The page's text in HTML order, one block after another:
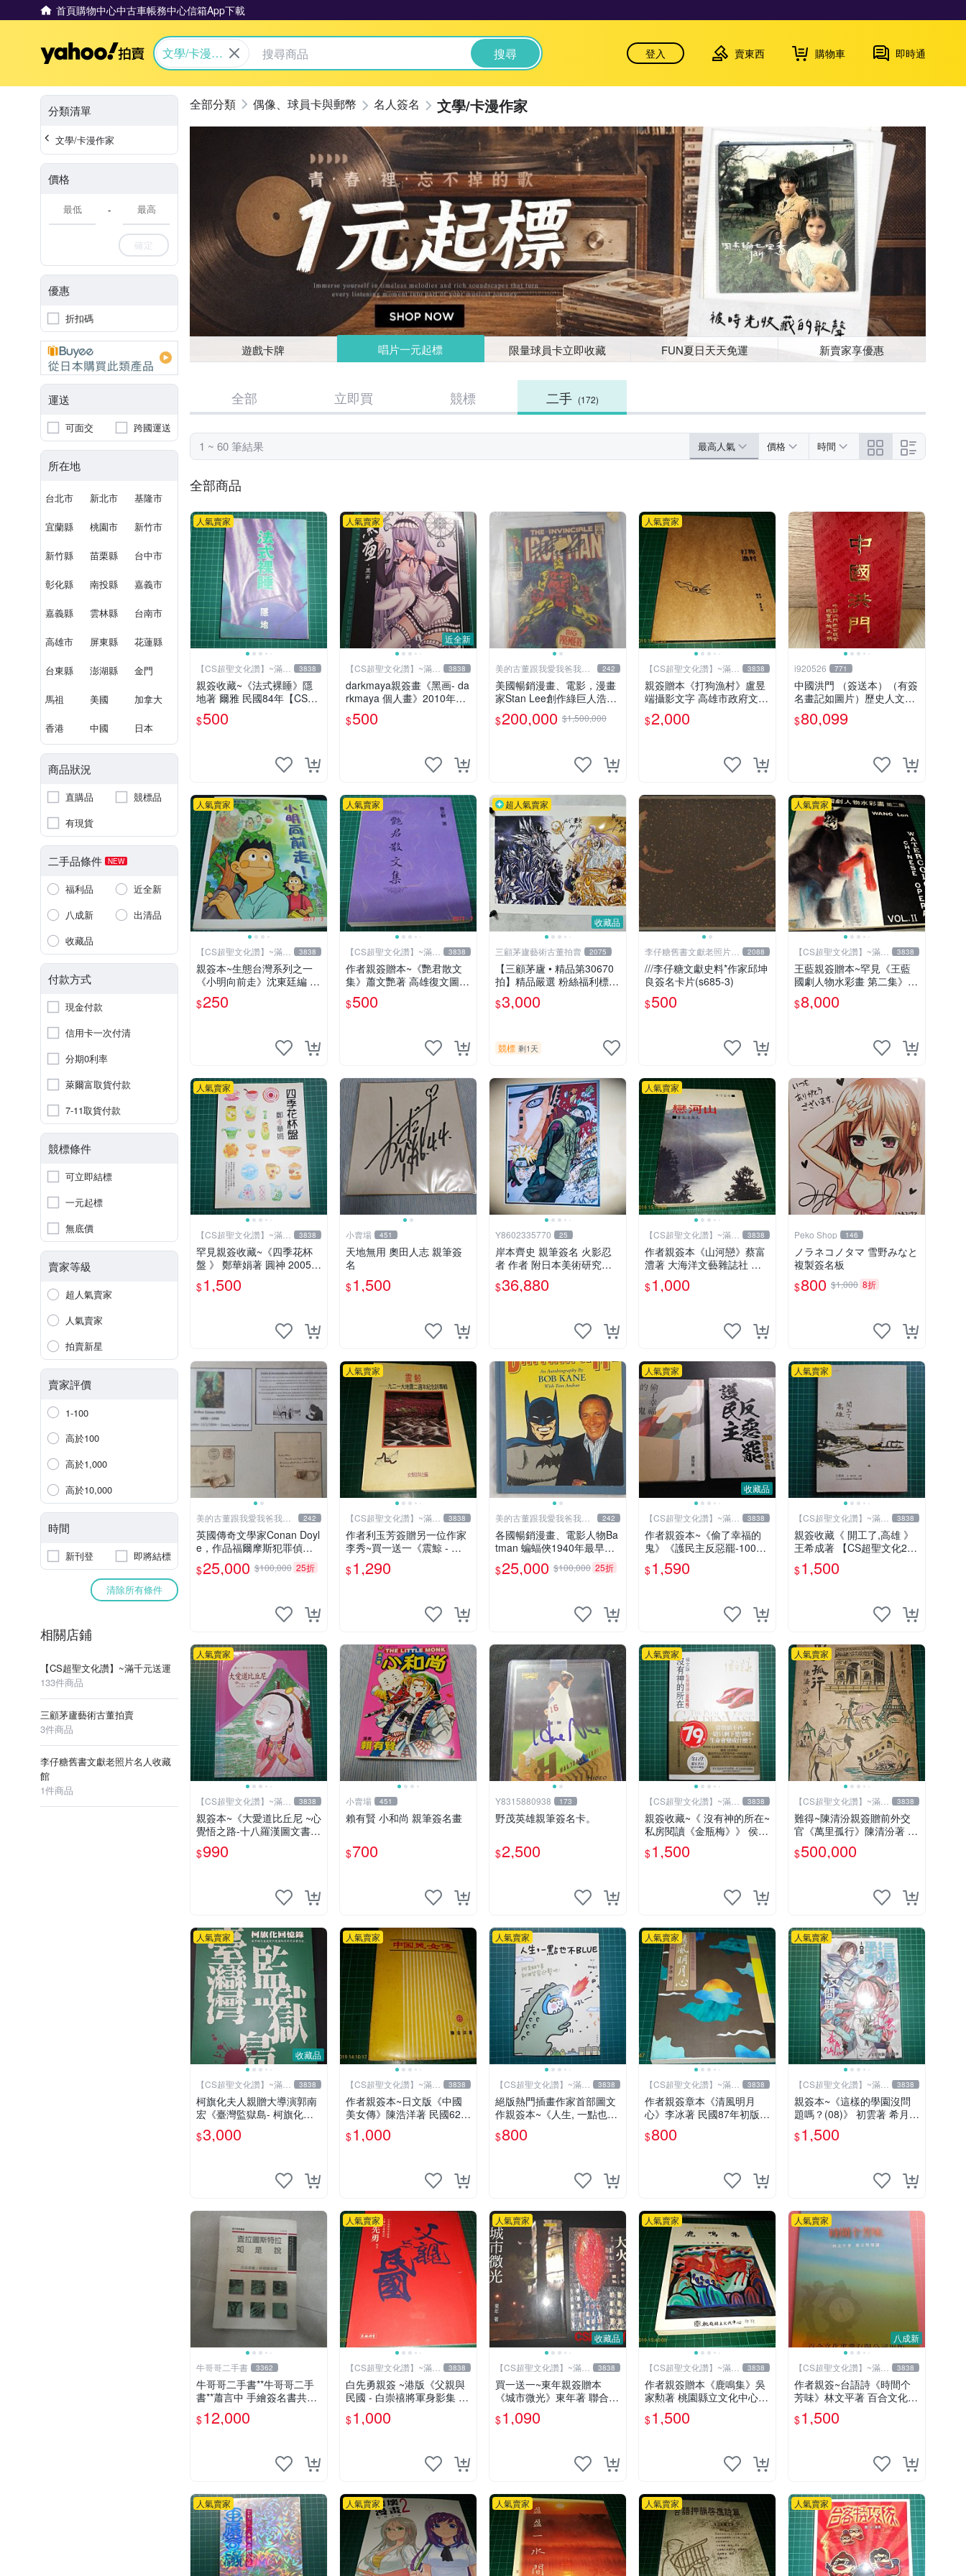
首頁購物中心中古車帳務中心信箱App下載
Yahoo拍賣
文學/卡漫作
搜尋 登入 賣東西 購物車 即時通
分類清單
文學/卡漫作家
價格
-
確定
優惠
折扣碼
運送
可面交 跨國運送
所在地
台北市 新北市 基隆市
宜蘭縣 桃園市 新竹市
新竹縣 苗栗縣 台中市
彰化縣 南投縣 嘉義市
嘉義縣 雲林縣 台南市
高雄市 屏東縣 花蓮縣
台東縣 澎湖縣 金門
馬祖 美國 加拿大
香港 中國 日本
商品狀況
直購品
競標品
有現貨
二手品條件 NEW
福利品
近全新
八成新
出清品
收藏品
付款方式
現金付款
信用卡一次付清
分期0利率
萊爾富取貨付款
7-11取貨付款
競標條件
可立即結標
一元起標
無底價
賣家等級
超人氣賣家
人氣賣家
拍賣新星
賣家評價
1-100
高於100
高於1,000
高於10,000
時間
新刊登 即將結標
清除所有條件
相關店鋪
【CS超聖文化讚】~滿千元送運
133件商品
三顧茅廬藝術古董拍賣
3件商品
李仔糖舊書文獻老照片名人收藏
館
1件商品
偶像、球員卡與郵幣 名人簽名 文學/卡漫作家
遊戲卡牌 唱片一元起標 限量球員卡立即收藏 FUN夏日天天免運 新賣家享優惠
全部 立即買 競標 二手 (172)
1 ~ 60 筆結果 最高人氣 價格 時間
全部商品
人氣賣家
【CS超聖文化讚】~滿千
元送運
3838
親簽收藏~《法式裸睡》隱
地著 爾雅 民國84年【CS超
聖文化2讚】
$500
近全新
人氣賣家
【CS超聖文化讚】~滿千
元送運
3838
darkmaya親簽畫《黑画- da
rkmaya 個人畫》2010年全
彩 【CS超聖文化讚】
$500
美的古董跟我愛我爸我恨
壞人
242
美國暢銷漫畫、電影，漫畫
家Stan Lee創作綠巨人浩
克、蜘蛛人、X戰警、鋼鐵
人，鋼鐵人是世界最有錢總
$200,000 $1,500,000
人氣賣家
【CS超聖文化讚】~滿千
元送運
3838
親簽贈本《打狗漁村》盧昱
端攝影文字 高雄市政府文化
局 2013年初版 【CS超聖文
化讚】
$2,000
i920526 771
中國洪門 （簽送本）（有簽
名畫記如圖片）歷史人文書
籍 早期書 中國洪門聯合總
會 二手書
$80,099
人氣賣家
【CS超聖文化讚】~滿千
元送運
3838
親簽本~生態台灣系列之一
《小明向前走》沈東廷編 東
廷漫畫工作室 民國92年 大
本【CS 超聖文化讚】
$250
人氣賣家
【CS超聖文化讚】~滿千
元送運
3838
作者親簽贈本~《艷君散文
集》蕭文艷著 高雄復文圖書
1997年修訂版 【CS超聖文
化讚】
$500
收藏品
超人氣賣家
三顧茅廬藝術古董拍賣 2075
【三顧茅廬 • 精品第30670
拍】精品嚴選 粉絲福利標
日本動漫大師 車田正美簽名
照片《聖鬥士星矢》！ 特惠
$3,000
競標 剩1天
李仔糖舊書文獻老照片名
人收藏館
2088
///李仔糖文獻史料*作家邱坤
良簽名卡片(s685-3)
$500
人氣賣家
【CS超聖文化讚】~滿千
元送運
3838
王藍親簽贈本~罕見《王藍
國劇人物水彩畫 第二集》大
本 【 CS超聖文化讚】
$8,000
人氣賣家
【CS超聖文化讚】~滿千
元送運
3838
罕見親簽收藏~《四季花杯
盤 》 鄭華娟著 圓神 2005年
初版【CS超聖文化2讚】
$1,500
小賣場 451
天地無用 奧田人志 親筆簽
名
$1,500
Y8602335770 25
岸本齊史 親筆簽名 火影忍
者 作者 附日本美術研究所
鑑定證明書 卡卡西 培英 鳴
人 非佐助 GEM Tsume 曉
$36,880
人氣賣家
【CS超聖文化讚】~滿千
元送運
3838
作者親簽本《山河戀》蔡富
澧著 大海洋文藝雜誌社 內
有註記【CS超聖文化讚】
$1,000
Peko Shop 146
ノラネコノタマ 雪野みなと
複製簽名板
$800 $1,000 8折
美的古董跟我愛我爸我恨
壞人
242
英國傳奇文學家Conan Doyl
e，作品福爾摩斯犯罪偵探
集在250國暢銷文學、電
影，作品出現犯罪高手顯示
$25,000 $100,000 25折
人氣賣家
【CS超聖文化讚】~滿千
元送運
3838
作者利玉芳簽贈另一位作家
李秀~買一送一《震鯨 - 九
二一大地震二週年紀念詩專
輯》女鯨詩社編 (贈 利玉芳
$1,290
美的古董跟我愛我爸我恨
壞人
242
各國暢銷漫畫、電影人物Ba
tman 蝙蝠俠1940年最早的
創作者，這本書是Batman a
nd me 是Bob Kane 1990年
$25,000 $100,000 25折
收藏品
人氣賣家
【CS超聖文化讚】~滿千
元送運
3838
作者親簽本~《偷了幸福的
鬼》《護民主反惡罷-100萬
步走大安》二本合售 羅智強
著 精裝小冊【CS超聖文化
$1,590
人氣賣家
【CS超聖文化讚】~滿千
元送運
3838
親簽收藏《 開工了,高雄 》
王希成著 【CS超聖文化2
讚】
$1,500
人氣賣家
【CS超聖文化讚】~滿千
元送運
3838
親簽本~《大愛道比丘尼 ~心
覺悟之路-十八羅漢圖文書》
妍因改寫 羅莎繪 佛光文化
【CS超聖文化2讚】
$990
小賣場 451
賴有賢 小和尚 親筆簽名畫
$700
Y8315880938 173
野茂英雄親筆簽名卡。
$2,500
人氣賣家
【CS超聖文化讚】~滿千
元送運
3838
親簽收藏~《 沒有神的所在~
私房閱讀《金瓶梅》》 侯文
詠著 皇冠 民2009年初版
【CS超聖文化2讚】
$1,500
人氣賣家
【CS超聖文化讚】~滿千
元送運
3838
難得~陳清汾親簽贈前外交
官《萬里孤行》陳清汾著 長
風出版 民國45年初版 【CS
超聖文化讚】
$500,000
收藏品
人氣賣家
【CS超聖文化讚】~滿千
元送運
3838
柯旗化夫人親贈大導演郭南
宏《臺灣監獄島- 柯旗化回
憶錄》柯旗化著 第一出版社
2002年修訂再版 【CS超聖
$3,000
人氣賣家
【CS超聖文化讚】~滿千
元送運
3838
作者親簽本~日文版《中國
美女傳》陳浩洋著 民國62年
6月出版 【CS超聖文化讚】
$1,000
人氣賣家
【CS超聖文化讚】~滿千
元送運
3838
絕版熱門插畫作家首部圖文
作親簽本~《人生, 一點也不
BLUE~阿雜的事就用笑容迎
擊吧！》Ning著/繪 悅知文
$800
人氣賣家
【CS超聖文化讚】~滿千
元送運
3838
作者親簽章本《清風明月
心》李冰著 民國87年初版
山林書局出版 書緣有微斑
【CS 超聖文化讚】
$800
人氣賣家
【CS超聖文化讚】~滿千
元送運
3838
親簽本~《這樣的學園沒問
題嗎？(08)》 初雲著 希月繪
飛燕文創 書況新【CS超聖
文化2讚】
$1,500
牛哥哥二手書 3362
牛哥哥二手書**牛哥哥二手
書**蕭言中 手繪簽名書共1
本*查拉圖斯特拉如是說 尼
采著1989遠流一板共1本
$12,000
人氣賣家
【CS超聖文化讚】~滿千
元送運
3838
白先勇親簽 ~港版《父親與
民國 - 白崇禧將軍身影集 下
冊》白先勇編 天地出版 201
2年初版 .香港【CS超聖文
$1,000
收藏品
人氣賣家
【CS超聖文化讚】~滿千
元送運
3838
買一送一~東年親簽贈本
《城市微光》東年著 聯合文
學(送《大火》東年著 聯經)
【 CS超聖文化讚】
$1,090
人氣賣家
【CS超聖文化讚】~滿千
元送運
3838
作者親簽贈本《鹿鳴集》吳
家勲著 桃園縣立文化中心
民國85年初版 8成新 【CS
超聖文化讚】
$1,500
八成新
人氣賣家
【CS超聖文化讚】~滿千
元送運
3838
作者親簽~台語詩《時間个
芳味》林文平著 百合文化事
業 2006.10初版一刷 附光碟
【CS超聖文化讚】
$1,500
人氣賣家 人氣賣家 人氣賣家 人氣賣家 人氣賣家